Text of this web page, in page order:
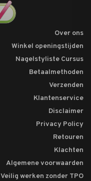
Over ons
Winkel openingstijden
Nagelstyliste Cursus
Betaalmethoden
Verzenden
Klantenservice
Disclaimer
Privacy Policy
Retouren
Klachten
Algemene voorwaarden
Veilig werken zonder TPO